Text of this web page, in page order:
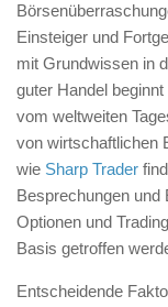
Einsteiger und
mit Grundwissen in
guter Handel
vom weltweiten
von wirtschaftlichen
wie Sharp Trader
Besprechungen und
Optionen und
Basis getroffen
Entscheidende